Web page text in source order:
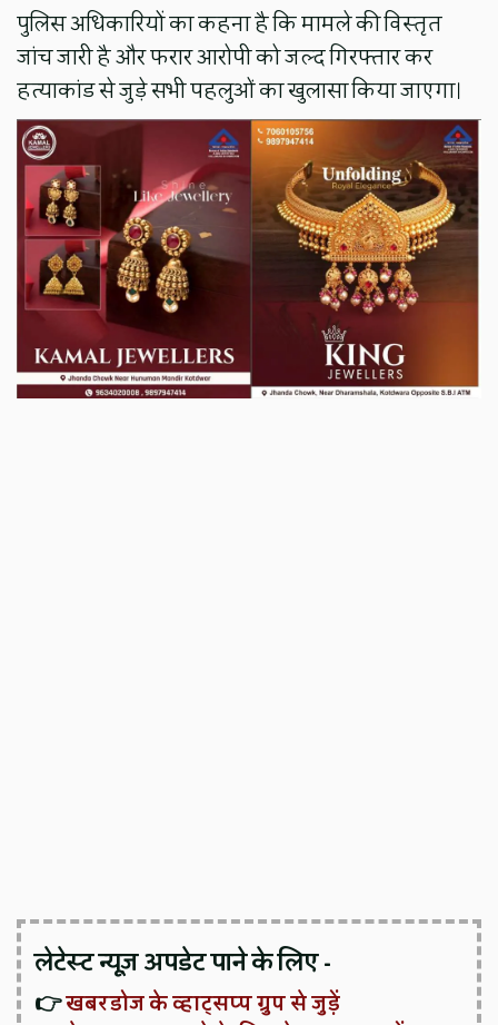
पुलिस अधिकारियों का कहना है कि मामले की विस्तृत
जांच जारी है और फरार आरोपी को जल्द गिरफ्तार कर
हत्याकांड से जुड़े सभी पहलुओं का खुलासा किया जाएगा।
लेटेस्ट न्यूज़ अपडेट पाने के लिए -
👉खबरडोज के व्हाट्सप्प ग्रुप से जुड़ें